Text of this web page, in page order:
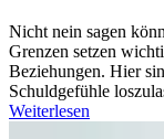
Nicht nein sagen
Grenzen setzen
Beziehungen. Hier
Schuldgefühle
Weiterlesen